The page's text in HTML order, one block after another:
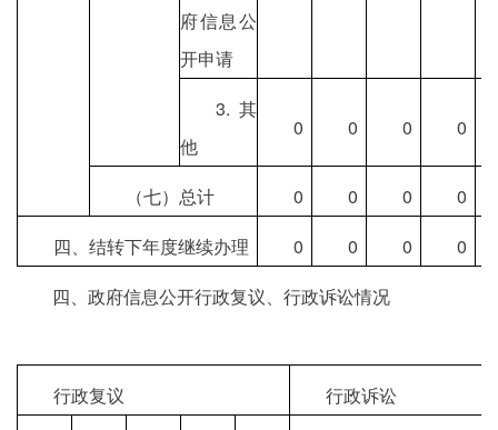
府信息公
开申请
3.其
他
0 0 0 0
（七）总计 0 0 0
0
四、结转下年度继续办理
0 0 0
0
四、政府信息公开行政复议、行政诉讼情况
行政复议 行政诉讼